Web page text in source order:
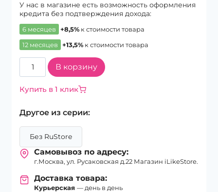
У нас в магазине есть возможность оформления
кредита без подтверждения дохода:
6 месяцев +8,5% к стоимости товара
12 месяцев
+13,5% к стоимости товара
Количество
товара
Apple
17
Max
eSim+eSim
Cosmic
Orange
В корзину
Купить в 1 клик
Другое из серии:
Без RuStore
Самовывоз по адресу:
г.Москва, ул. Русаковская д.22 Магазин iLikeStore.
Доставка товара:
Курьерская — день в день